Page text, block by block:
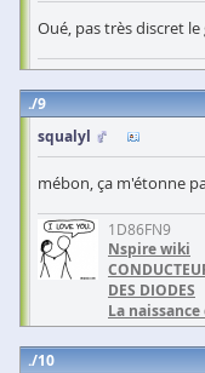
Oué, pas très discret le
9
squalyl
mébon, ça m'étonne
1D86FN9
Nspire wiki
DES DIODES
La
10